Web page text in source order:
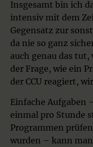
Insgesamt bin ich
intensiv mit dem
Gegensatz zur
da nie so ganz
auch genau das tut,
der Frage, wie ein
der CCU reagiert,
Einfache Aufgaben
einmal pro Stunde
Programmen
wurden – kann